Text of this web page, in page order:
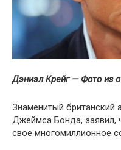
Дэниэл Крейг — Фото из
Знаменитый британский
Джеймса Бонда, заявил,
свое многомиллионное